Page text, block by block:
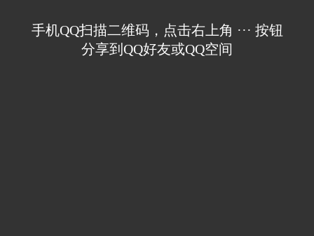
手机QQ扫描二维码，点击右上角 ··· 按钮
分享到QQ好友或QQ空间